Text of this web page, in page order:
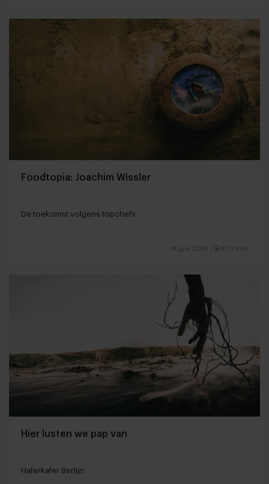
Foodtopia: Joachim Wissler
De toekomst volgens topchefs
14 juni 2016 | 1:10 min
Hier lusten we pap van
Haferkafer Berlijn